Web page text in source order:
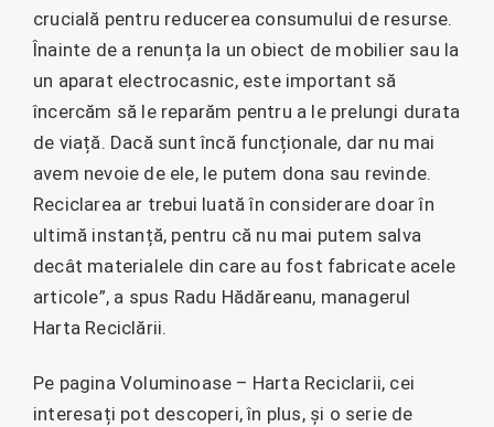
crucială pentru reducerea consumului de resurse.
Înainte de a renunța la un obiect de mobilier sau la
un aparat electrocasnic, este important să
încercăm să le reparăm pentru a le prelungi durata
de viață. Dacă sunt încă funcționale, dar nu mai
avem nevoie de ele, le putem dona sau revinde.
Reciclarea ar trebui luată în considerare doar în
ultimă instanță, pentru că nu mai putem salva
decât materialele din care au fost fabricate acele
articole”, a spus Radu Hădăreanu, managerul
Harta Reciclării.
Pe pagina Voluminoase – Harta Reciclarii, cei
interesați pot descoperi, în plus, și o serie de